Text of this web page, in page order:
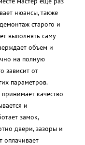
нюансы, также
старого и
выполнять саму
объем и
на полную
зависит от
параметров.
качество
и
замок,
двери, зазоры и
оплачивает